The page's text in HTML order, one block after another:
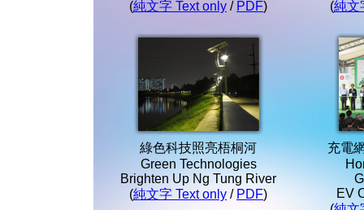
(純文字 Text only / PDF) (純文
綠色科技照亮梧桐河
Green Technologies
Brighten Up Ng Tung River
(純文字 Text only / PDF)
充電
EV